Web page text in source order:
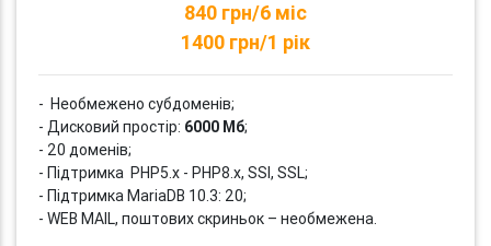
840 грн/6 міс
1400 грн/1 рік
- Необмежено субдоменів;
- Дисковий простір: 6000 Мб;
- 20 доменів;
- Підтримка PHP5.x - PHP8.x, SSI, SSL;
- Підтримка MariaDB 10.3: 20;
- WEB MAIL, поштових скриньок – необмежена.